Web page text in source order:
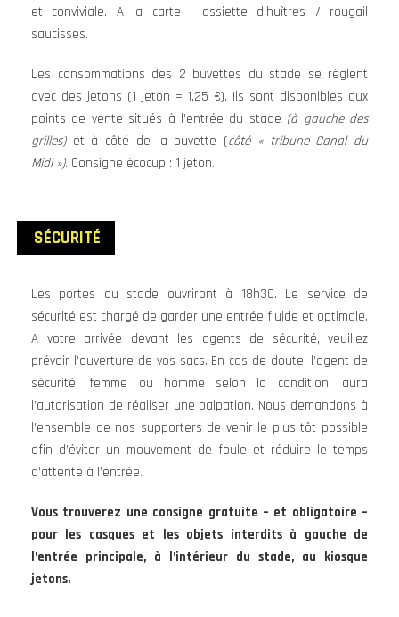
et conviviale. A la carte : assiette d’huîtres / rougail
saucisses.
Les consommations des 2 buvettes du stade se règlent
avec des jetons (1 jeton = 1,25 €). Ils sont disponibles aux
points de vente situés à l’entrée du stade (à gauche des
grilles)et à côté de la buvette (côté « tribune Canal du
Midi »). Consigne écocup : 1 jeton.
SÉCURITÉ
Les portes du stade ouvriront à 18h30. Le service de
sécurité est chargé de garder une entrée fluide et optimale.
A votre arrivée devant les agents de sécurité, veuillez
prévoir l’ouverture de vos sacs. En cas de doute, l’agent de
sécurité, femme ou homme selon la condition, aura
l’autorisation de réaliser une palpation. Nous demandons à
l’ensemble de nos supporters de venir le plus tôt possible
afin d’éviter un mouvement de foule et réduire le temps
d’attente à l’entrée.
Vous trouverez une consigne gratuite – et obligatoire –
pour les casques et les objets interdits à gauche de
l’entrée principale, à l’intérieur du stade, au kiosque
jetons.